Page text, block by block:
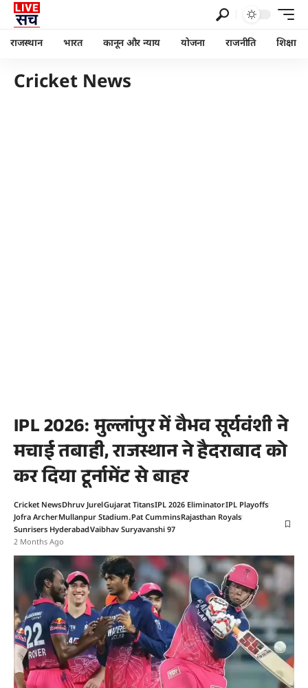
राजस्थान भारत कानून और न्याय योजना राजनीति शिक्षा
Cricket News
IPL 2026: मुल्लांपुर में वैभव सूर्यवंशी ने
मचाई तबाही, राजस्थान ने हैदराबाद को
कर दिया टूर्नामेंट से बाहर
Cricket NewsDhruv JurelGujarat TitansIPL 2026 EliminatorIPL Playoffs
Jofra ArcherMullanpur Stadium.Pat CumminsRajasthan Royals
Sunrisers HyderabadVaibhav Suryavanshi 97
2 Months Ago